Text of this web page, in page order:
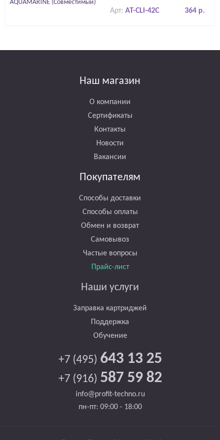
364 р.
Арт:AT-CLI-42C
Наш магазин
О компании
Сертификаты
Контакты
Новости
Вакансии
Покупателям
Способы доставки
Способы оплаты
Обмен и возврат
Самовывоз
Частые вопросы
Прайс-лист
Наши услуги
Заправка картриджей
Поддержка
Обучение
+7 (495) 643 13 25
+7 (916) 587 59 82
info@profit-techno.ru
пн-пт: 09:00 - 18:00